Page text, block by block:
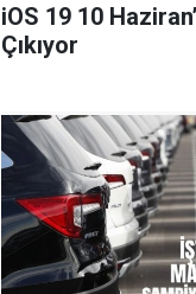
iOS 19 10
Çıkıyor